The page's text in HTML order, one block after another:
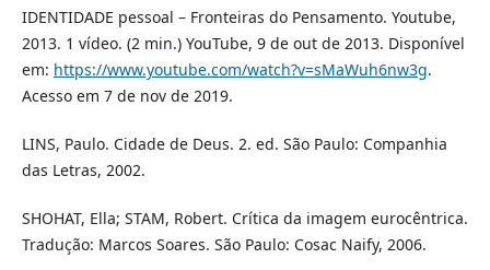
IDENTIDADE pessoal – Fronteiras do Pensamento. Youtube,
2013. 1 vídeo. (2 min.) YouTube, 9 de out de 2013. Disponível
em: https://www.youtube.com/watch?v=sMaWuh6nw3g.
Acesso em 7 de nov de 2019.
LINS, Paulo. Cidade de Deus. 2. ed. São Paulo: Companhia
das Letras, 2002.
SHOHAT, Ella; STAM, Robert. Crítica da imagem eurocêntrica.
Tradução: Marcos Soares. São Paulo: Cosac Naify, 2006.